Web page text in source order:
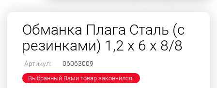
Обманка Плага Сталь (с
резинками) 1,2 х 6 х 8/8
Артикул: 06063009
Выбранный Вами товар закончился!